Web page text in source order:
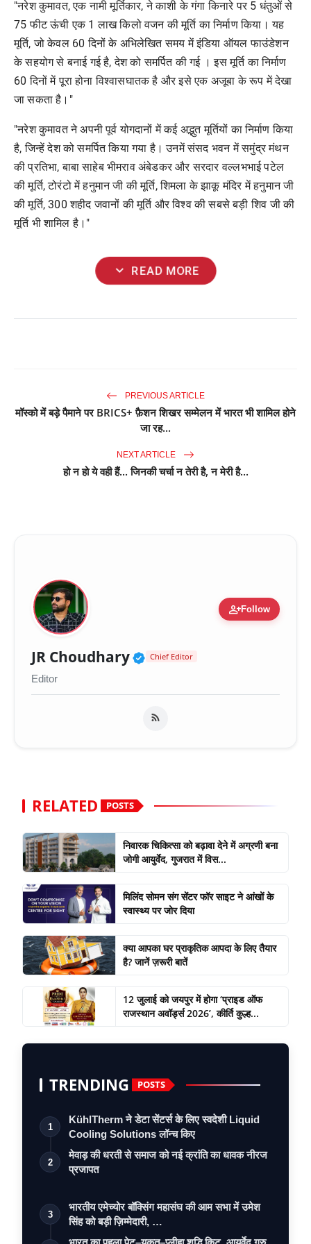
"नरेश कुमावत,एक नामी मूर्तिकार,ने काशी के गंगा किनारे पर5 धंतुओं से
75फीट ऊंची एक1लाख किलो वजन की मूर्ति का निर्माण किया। यह
मूर्ति,जो केवल60दिनों के अभिलेखित समय में इंडिया ऑयल फाउंडेशन
के सहयोग से बनाई गई है,देश को समर्पित की गई । इस मूर्ति का निर्माण
60दिनों में पूरा होना विश्वासघातक है और इसे एक अजूबा के रूप में देखा
जा सकता है। "
"नरेश कुमावत ने अपनी पूर्व योगदानों में कई अद्भुत मूर्तियों का निर्माण किया
है,जिन्हें देश को समर्पित किया गया है। उनमें संसद भवन में समुंद्र मंथन
की प्रतिभा,बाबा साहेब भीमराव अंबेडकर और सरदार वल्लभभाई पटेल
की मूर्ति,टोरंटो में हनुमान जी की मूर्ति,शिमला के झाकू मंदिर में हनुमान जी
की मूर्ति, 300शहीद जवानों की मूर्ति और विश्व की सबसे बड़ी शिव जी की
मूर्ति भी शामिल है। "
expand_more READ MORE
PREVIOUS ARTICLE
मॉस्को में बड़े पैमाने पर BRICS+ फ़ैशन शिखर सम्मेलन में भारत भी शामिल होने
जा रह...
NEXT ARTICLE
हो न हो ये वही हैं... जिनकी चर्चा न तेरी है, न मेरी है...
person_addFollow
JR Choudhary Verified Public Figure
Chief Editor
Editor
RELATED POSTS
निवारक चिकित्सा को बढ़ावा देने में अग्रणी बना
जोगी आयुर्वेद, गुजरात में विस...
मिलिंद सोमन संग सेंटर फॉर साइट ने आंखों के
स्वास्थ्य पर जोर दिया
क्या आपका घर प्राकृतिक आपदा के लिए तैयार
है? जानें ज़रूरी बातें
12 जुलाई को जयपुर में होगा ‘प्राइड ऑफ
राजस्थान अवॉर्ड्स 2026’, कीर्ति कुल्ह...
TRENDING POSTS
1
KühlTherm ने डेटा सेंटर्स के लिए स्वदेशी Liquid
Cooling Solutions लॉन्च किए
2
मेवाड़ की धरती से समाज को नई क्रांति का धावक नीरज
प्रजापत
3
भारतीय एमेच्योर बॉक्सिंग महासंघ की आम सभा में उमेश
सिंह को बड़ी ज़िम्मेदारी, …